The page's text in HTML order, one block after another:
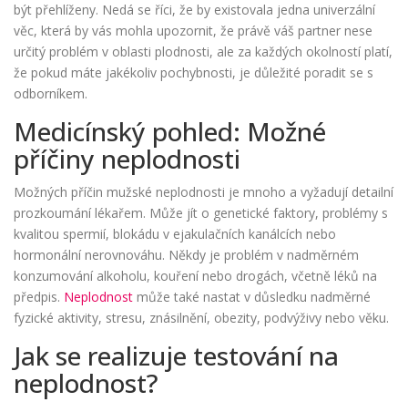
být přehlíženy. Nedá se říci, že by existovala jedna univerzální
věc, která by vás mohla upozornit, že právě váš partner nese
určitý problém v oblasti plodnosti, ale za každých okolností platí,
že pokud máte jakékoliv pochybnosti, je důležité poradit se s
odborníkem.
Medicínský pohled: Možné
příčiny neplodnosti
Možných příčin mužské neplodnosti je mnoho a vyžadují detailní
prozkoumání lékařem. Může jít o genetické faktory, problémy s
kvalitou spermií, blokádu v ejakulačních kanálcích nebo
hormonální nerovnováhu. Někdy je problém v nadměrném
konzumování alkoholu, kouření nebo drogách, včetně léků na
předpis. Neplodnost může také nastat v důsledku nadměrné
fyzické aktivity, stresu, znásilnění, obezity, podvýživy nebo věku.
Jak se realizuje testování na
neplodnost?